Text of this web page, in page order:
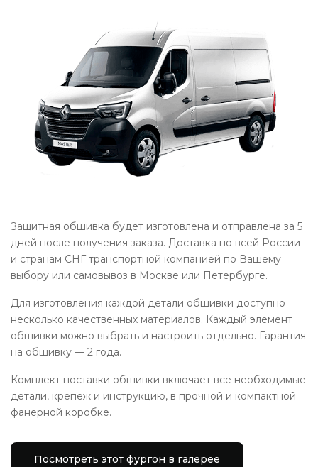
Защитная обшивка будет изготовлена и отправлена за 5
дней после получения заказа. Доставка по всей России
и странам СНГ транспортной компанией по Вашему
выбору или самовывоз в Москве или Петербурге.
Для изготовления каждой детали обшивки доступно
несколько качественных материалов. Каждый элемент
обшивки можно выбрать и настроить отдельно. Гарантия
на обшивку — 2 года.
Комплект поставки обшивки включает все необходимые
детали, крепёж и инструкцию, в прочной и компактной
фанерной коробке.
Посмотреть этот фургон в галерее